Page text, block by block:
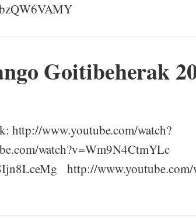
Goitibeherak
http://www.youtube.com/watch?
watch?v=Wm9N4CtmYLc
http://www.youtube.com/